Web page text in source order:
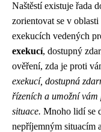
Naštěstí existuje řada
zorientovat se v
exekucích vedených
exekucí, dostupný
ověření, zda je proti
exekucí, dostupná
řízeních a umožní
situace. Mnoho lidí se
nepříjemným situacím